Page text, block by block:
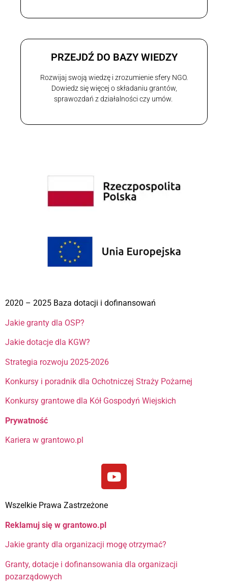
PRZEJDŹ DO BAZY WIEDZY
Rozwijaj swoją wiedzę i zrozumienie sfery NGO.
Dowiedz się więcej o składaniu grantów,
sprawozdań z działalności czy umów.
2020 – 2025 Baza dotacji i dofinansowań
Jakie granty dla OSP?
Jakie dotacje dla KGW?
Strategia rozwoju 2025-2026
Konkursy i poradnik dla Ochotniczej Straży Pożarnej
Konkursy grantowe dla Kół Gospodyń Wiejskich
Prywatność
Kariera w grantowo.pl
Wszelkie Prawa Zastrzeżone
Reklamuj się w grantowo.pl
Jakie granty dla organizacji mogę otrzymać?
Granty, dotacje i dofinansowania dla organizacji
pozarządowych